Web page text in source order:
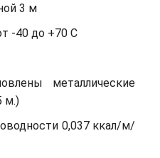
3 м
-40 до +70 С
металлические
м.)
0,037 ккал/м/